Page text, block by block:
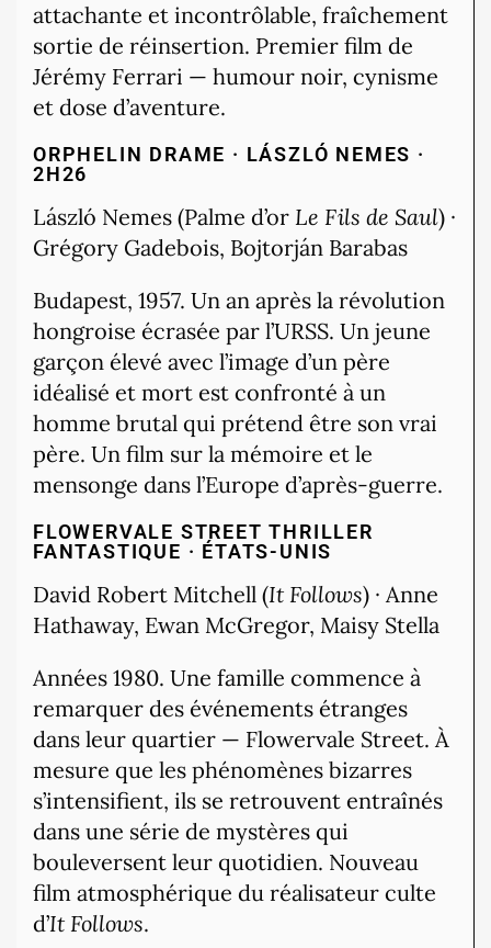
attachante et incontrôlable, fraîchement
sortie de réinsertion. Premier film de
Jérémy Ferrari — humour noir, cynisme
et dose d’aventure.
ORPHELIN DRAME · LÁSZLÓ NEMES ·
2H26
László Nemes (Palme d’or Le Fils de Saul) ·
Grégory Gadebois, Bojtorján Barabas
Budapest, 1957. Un an après la révolution
hongroise écrasée par l’URSS. Un jeune
garçon élevé avec l’image d’un père
idéalisé et mort est confronté à un
homme brutal qui prétend être son vrai
père. Un film sur la mémoire et le
mensonge dans l’Europe d’après-guerre.
FLOWERVALE STREETTHRILLER
FANTASTIQUE · ÉTATS-UNIS
David Robert Mitchell (It Follows) · Anne
Hathaway, Ewan McGregor, Maisy Stella
Années 1980. Une famille commence à
remarquer des événements étranges
dans leur quartier — Flowervale Street. À
mesure que les phénomènes bizarres
s’intensifient, ils se retrouvent entraînés
dans une série de mystères qui
bouleversent leur quotidien. Nouveau
film atmosphérique du réalisateur culte
d’It Follows.